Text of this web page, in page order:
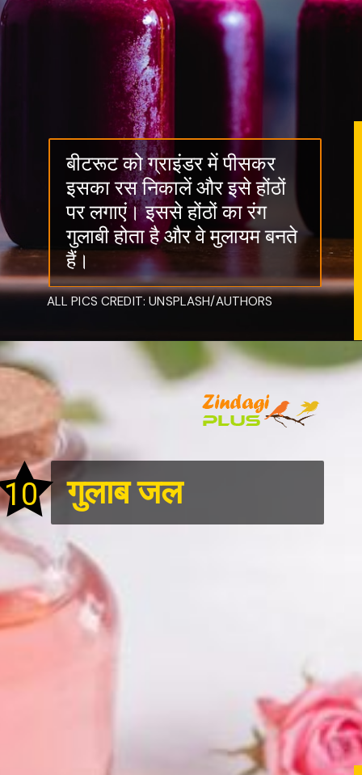
बीटरूट को ग्राइंडर में पीसकर
इसका रस निकालें और इसे होंठों
पर लगाएं। इससे होंठों का रंग
गुलाबी होता है और वे मुलायम बनते
हैं।
ALL PICS CREDIT: UNSPLASH/AUTHORS
10 गुलाब जल